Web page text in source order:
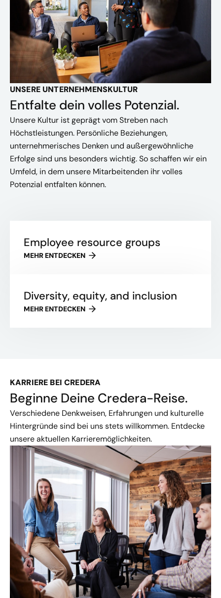
Sep 27, 2021
UNSERE UNTERNEHMENSKULTUR
Entfalte dein volles Potenzial.
Unsere Kultur ist geprägt vom Streben nach
Höchstleistungen. Persönliche Beziehungen,
unternehmerisches Denken und außergewöhnliche
Erfolge sind uns besonders wichtig. So schaffen wir ein
Umfeld, in dem unsere Mitarbeitenden ihr volles
Potenzial entfalten können.
Employee resource groups
MEHR ENTDECKEN
Diversity, equity, and inclusion
MEHR ENTDECKEN
KARRIERE BEI CREDERA
Beginne Deine Credera-Reise.
Verschiedene Denkweisen, Erfahrungen und kulturelle
Hintergründe sind bei uns stets willkommen. Entdecke
unsere aktuellen Karrieremöglichkeiten.